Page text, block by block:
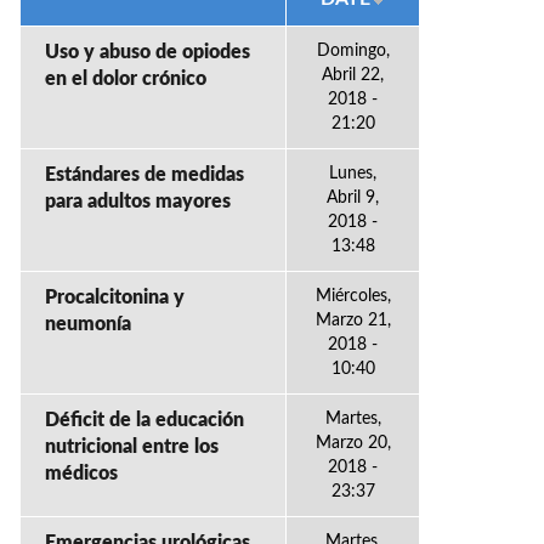
Uso y abuso de opiodes
en el dolor crónico
Domingo,
Abril 22,
2018 -
21:20
Estándares de medidas
para adultos mayores
Lunes,
Abril 9,
2018 -
13:48
Procalcitonina y
neumonía
Miércoles,
Marzo 21,
2018 -
10:40
Déficit de la educación
nutricional entre los
médicos
Martes,
Marzo 20,
2018 -
23:37